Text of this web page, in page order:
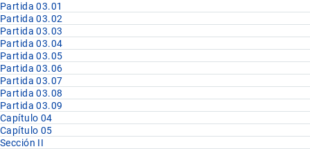
Partida 03.01
Partida 03.02
Partida 03.03
Partida 03.04
Partida 03.05
Partida 03.06
Partida 03.07
Partida 03.08
Partida 03.09
Capítulo 04
Capítulo 05
Sección II